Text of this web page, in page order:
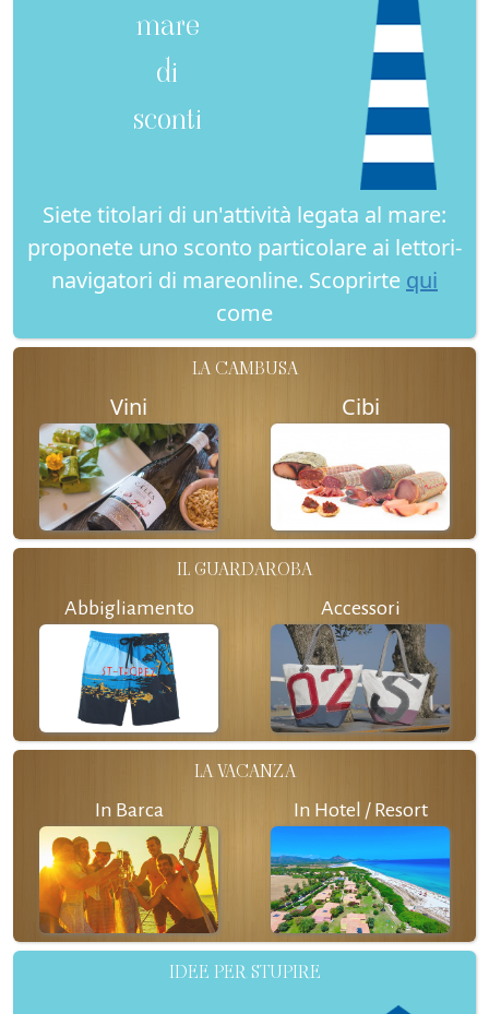
mare
di
sconti
Siete titolari di un'attività legata al mare:
proponete uno sconto particolare ai lettori-
navigatori di mareonline. Scoprirte qui
come
LA CAMBUSA
Vini Cibi
IL GUARDAROBA
Abbigliamento Accessori
LA VACANZA
In Barca In Hotel / Resort
IDEE PER STUPIRE